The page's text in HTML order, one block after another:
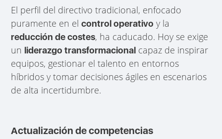
El perfil del directivo tradicional, enfocado
puramente en elcontrol operativo y la
reducción de costes, ha caducado. Hoy se exige
un liderazgo transformacional capaz de inspirar
equipos, gestionar el talento en entornos
híbridos y tomar decisiones ágiles en escenarios
de alta incertidumbre.
Actualización de competencias